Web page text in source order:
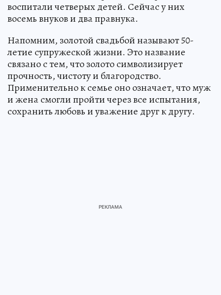
воспитали четверых детей. Сейчас у них
восемь внуков и два правнука.
Напомним, золотой свадьбой называют 50-
летие супружеской жизни. Это название
связано с тем, что золото символизирует
прочность, чистоту и благородство.
Применительно к семье оно означает, что муж
и жена смогли пройти через все испытания,
сохранить любовь и уважение друг к другу.